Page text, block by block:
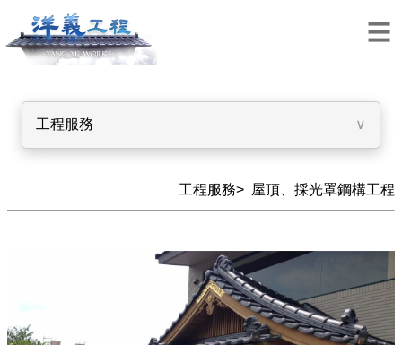
工程服務 ∨
工程服務> 屋頂、採光罩鋼構工程